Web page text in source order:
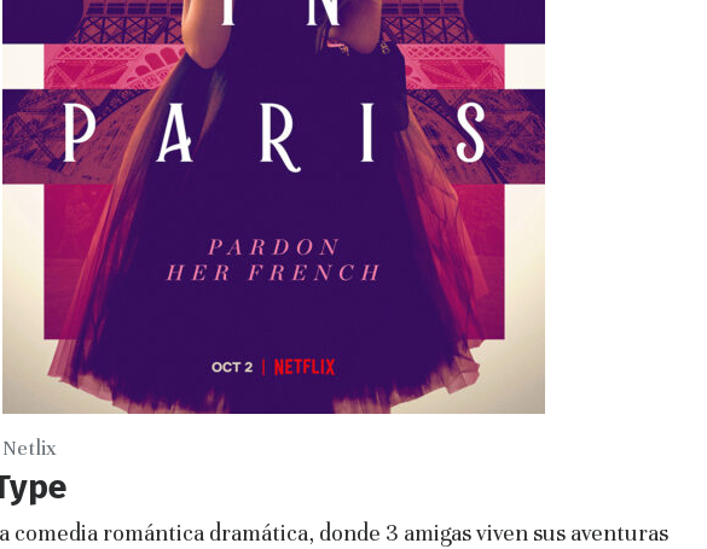
Netlix
comedia romántica dramática, donde 3 amigas viven sus aventuras